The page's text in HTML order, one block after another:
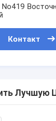
Контакт
Лучшую